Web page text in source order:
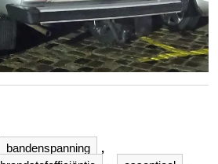
bandenspanning
,